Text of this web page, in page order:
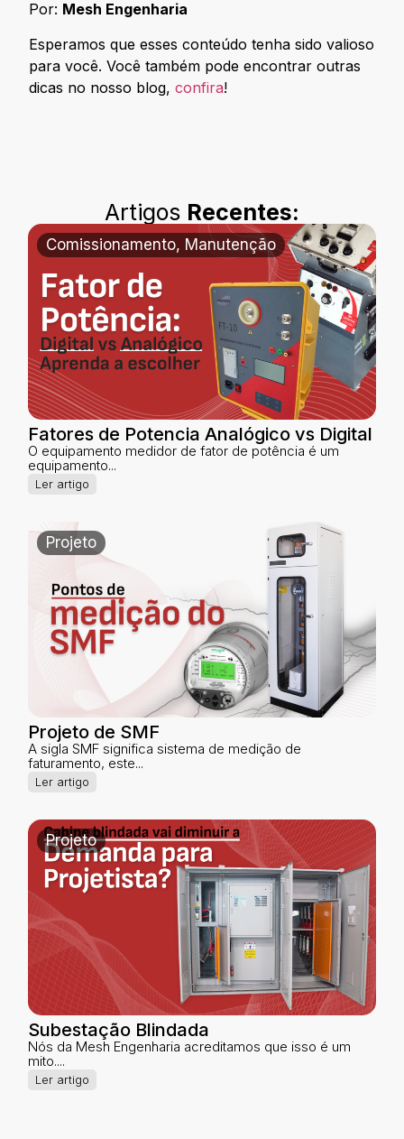
Por: Mesh Engenharia
Esperamos que esses conteúdo tenha sido valioso
para você. Você também pode encontrar outras
dicas no nosso blog,confira!
Artigos Recentes:
Comissionamento, Manutenção
Fatores de Potencia Analógico vs Digital
O equipamento medidor de fator de potência é um
equipamento...
Ler artigo
Projeto
Projeto de SMF
A sigla SMF significa sistema de medição de
faturamento, este...
Ler artigo
Projeto
Subestação Blindada
Nós da Mesh Engenharia acreditamos que isso é um
mito....
Ler artigo